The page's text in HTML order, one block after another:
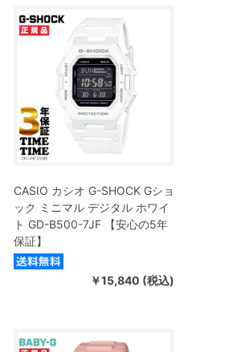
CASIO カシオ G-SHOCK Gショ
ック ミニマル デジタル ホワイ
ト GD-B500-7JF 【安心の5年
保証】
￥15,840 (税込)